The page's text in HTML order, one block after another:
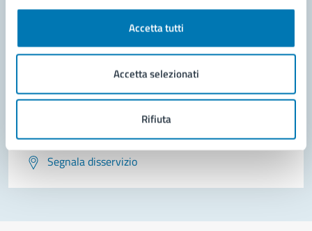
Accetta tutti
Accetta selezionati
Rifiuta
Contatta il comune
Richiedi assistenza
Prenota appuntamento
Problemi in città
Segnala disservizio